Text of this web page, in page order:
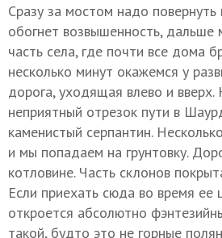
Сразу за мостом надо повернуть
обогнет возвышенность,
часть села, где почти все дома
несколько минут окажемся у
дорога, уходящая влево и
неприятный отрезок пути в
каменистый серпантин.
и мы попадаем на грунтовку.
котловине. Часть склонов
Если приехать сюда во время ее
откроется абсолютно
такой, будто это не горные